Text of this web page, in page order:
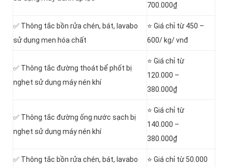
700.000₫
✅ Thông tắc bồn rửa chén, bát, lavabo
sử dụng men hóa chất
⭐ Giá chỉ từ 450 –
600/ kg/ vnđ
✅ Thông tắc đường thoát bể phốt bị
nghẹt sử dụng máy nén khí
⭐ Giá chỉ từ
120.000 –
380.000₫
✅ Thông tắc đường ống nước sạch bị
nghẹt sử dụng máy nén khí
⭐ Giá chỉ từ
140.000 –
380.000₫
✅ Thông tắc bồn rửa chén, bát, lavabo ⭐ Giá chỉ từ 50.000